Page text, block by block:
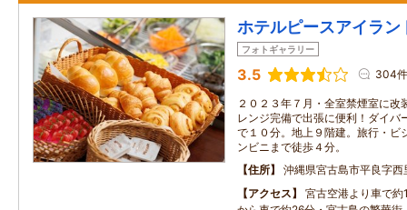
ホテルピースアイラン
フォトギャラリー
3.5 304件
２０２３年７月・全室禁煙室に改
レンジ完備で出張に便利！ダイバ
で１０分。地上９階建。旅行・ビ
ンビニまで徒歩４分。
住所
沖縄県宮古島市平良字西
アクセス
宮古空港より車で